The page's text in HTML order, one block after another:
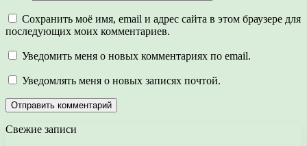
Сохранить моё имя, email и адрес сайта в этом браузере для
последующих моих комментариев.
Уведомить меня о новых комментариях по email.
Уведомлять меня о новых записях почтой.
Свежие записи